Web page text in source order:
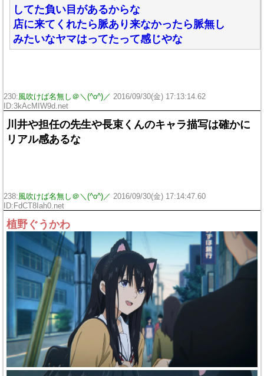
してた負い目があるからな
店に来てくれたら脈あり来なかったら脈無し
みたいなヤマはってたって感じやな
230:風吹けば名無し＠＼(^o^)／ 2016/09/30(金) 17:13:14.62
ID:3kAcMIW9d.net
川井や担任の先生や長束くんのキャラ描写は確かに
リアル感あるな
238:風吹けば名無し＠＼(^o^)／ 2016/09/30(金) 17:14:47.60
ID:FdCT8Iah0.net
植野ぐうかわ